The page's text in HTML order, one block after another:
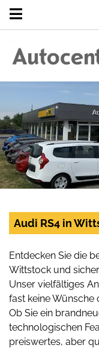
Audi RS4 in
Entdecken Sie die
Wittstock und
Unser vielfältiges
fast keine Wünsche
Ob Sie ein
technologischen
preiswertes, aber